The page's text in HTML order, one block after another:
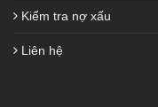
Kiểm tra nợ xấu
Liên hệ